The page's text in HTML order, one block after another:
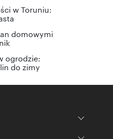
w Toruniu:
domowymi
ogrodzie:
do zimy